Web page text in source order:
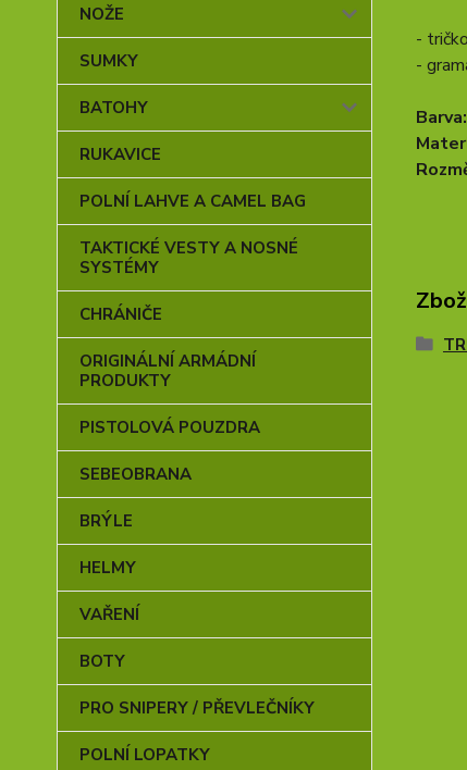
NOŽE
SUMKY
BATOHY
RUKAVICE
POLNÍ LAHVE A CAMEL BAG
TAKTICKÉ VESTY A NOSNÉ
SYSTÉMY
CHRÁNIČE
ORIGINÁLNÍ ARMÁDNÍ
PRODUKTY
PISTOLOVÁ POUZDRA
SEBEOBRANA
BRÝLE
HELMY
VAŘENÍ
BOTY
PRO SNIPERY / PŘEVLEČNÍKY
POLNÍ LOPATKY
-
-
Barva: